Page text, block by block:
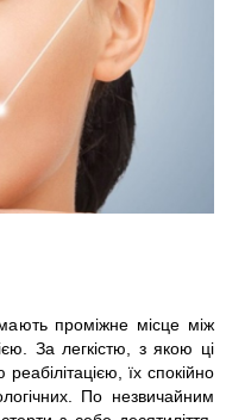
проміжне місце між
За легкістю, з якою ці
їх спокійно
По незвичайним